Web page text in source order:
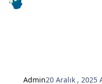
Admin20 Aralık , 2025